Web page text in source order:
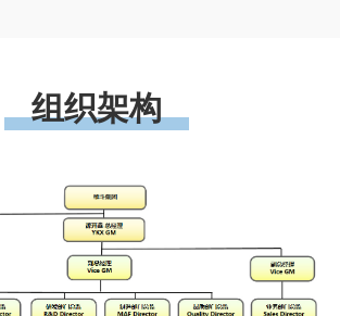
组织架构